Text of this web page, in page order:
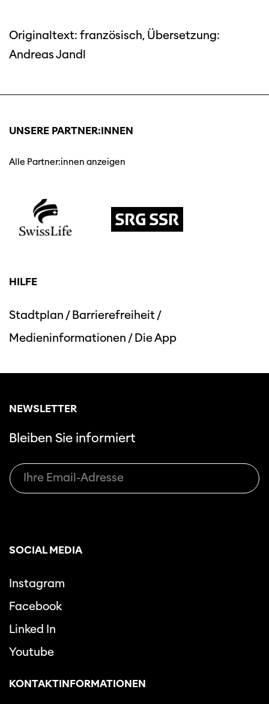
Originaltext: französisch, Übersetzung:
Andreas Jandl
UNSERE PARTNER:INNEN
Alle Partner:innen anzeigen
HILFE
Stadtplan /Barrierefreiheit/
Medieninformationen /Die App
NEWSLETTER
Bleiben Sie informiert
SOCIAL MEDIA
Instagram
Facebook
Linked In
Youtube
KONTAKTINFORMATIONEN